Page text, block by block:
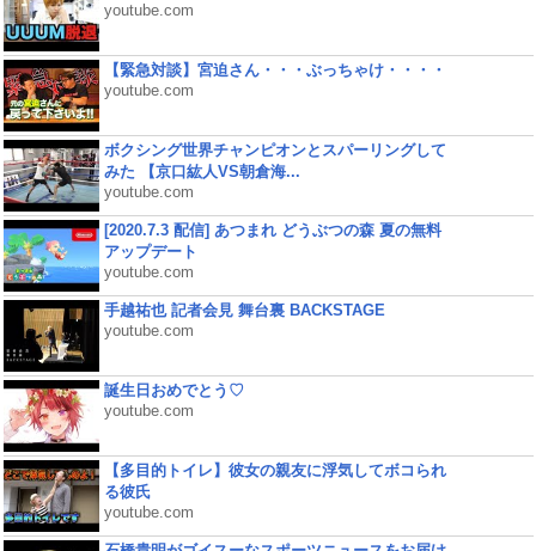
youtube.com
【緊急対談】宮迫さん・・・ぶっちゃけ・・・・
youtube.com
ボクシング世界チャンピオンとスパーリングして
みた 【京口紘人VS朝倉海...
youtube.com
[2020.7.3 配信] あつまれ どうぶつの森 夏の無料
アップデート
youtube.com
手越祐也 記者会見 舞台裏 BACKSTAGE
youtube.com
誕生日おめでとう♡
youtube.com
【多目的トイレ】彼女の親友に浮気してボコられ
る彼氏
youtube.com